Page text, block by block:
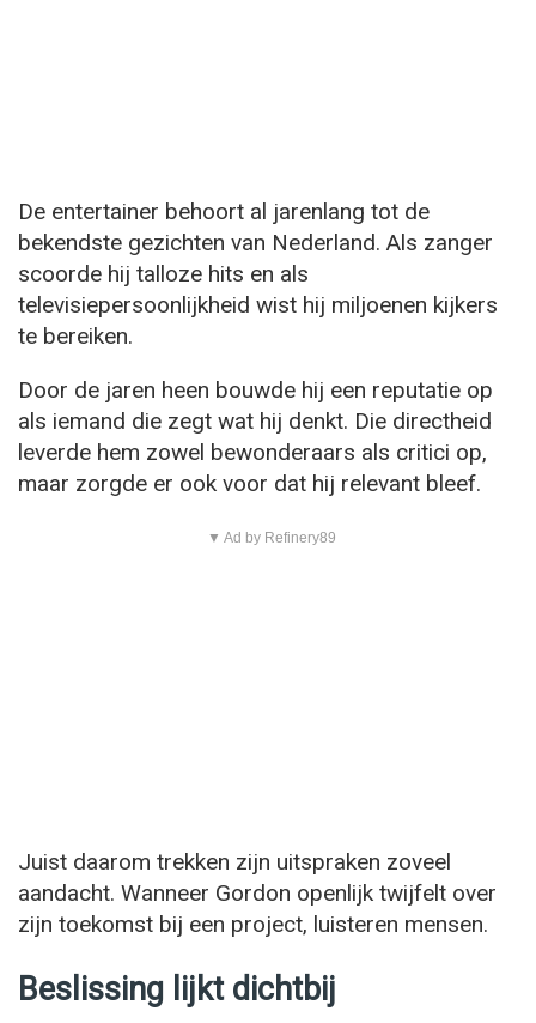
De entertainer behoort al jarenlang tot de
bekendste gezichten van Nederland. Als zanger
scoorde hij talloze hits en als
televisiepersoonlijkheid wist hij miljoenen kijkers
te bereiken.
Door de jaren heen bouwde hij een reputatie op
als iemand die zegt wat hij denkt. Die directheid
leverde hem zowel bewonderaars als critici op,
maar zorgde er ook voor dat hij relevant bleef.
▼ Ad by Refinery89
Juist daarom trekken zijn uitspraken zoveel
aandacht. Wanneer Gordon openlijk twijfelt over
zijn toekomst bij een project, luisteren mensen.
Beslissing lijkt dichtbij